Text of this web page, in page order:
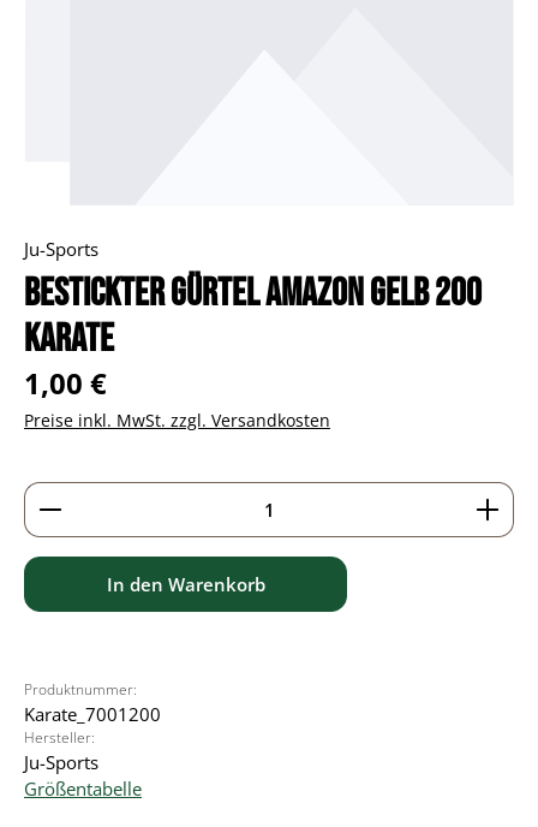
Ju-Sports
Bestickter Gürtel Amazon gelb 200
Karate
Regulärer Preis:
1,00 €
Preise inkl. MwSt. zzgl. Versandkosten
Produkt Anzahl: Gib den gewünschten Wert ein
In den Warenkorb
Produktnummer:
Karate_7001200
Hersteller:
Ju-Sports
Größentabelle